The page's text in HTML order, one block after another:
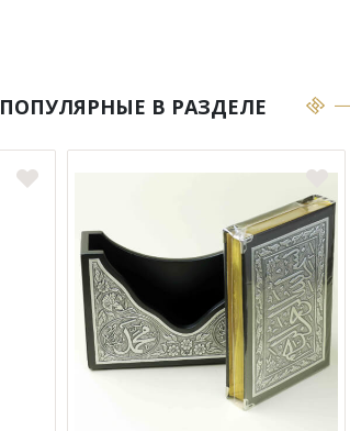
ПОПУЛЯРНЫЕ В РАЗДЕЛЕ